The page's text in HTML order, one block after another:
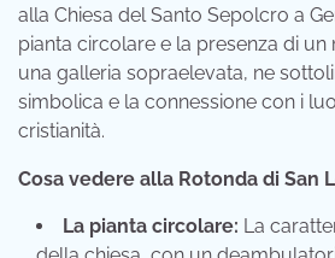
alla Chiesa del Santo Sepolcro a
pianta circolare e la presenza di
una galleria sopraelevata, ne
simbolica e la connessione con i
cristianità.
Cosa vedere alla Rotonda di San
La pianta circolare: La